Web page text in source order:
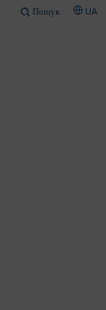
Пошук UA